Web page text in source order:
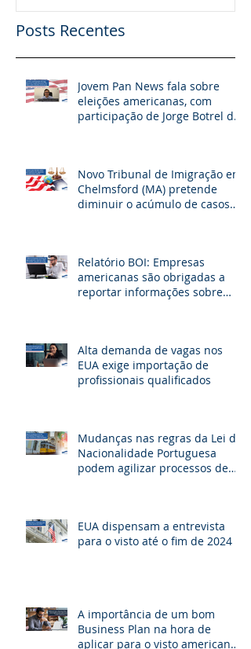
Posts Recentes
Jovem Pan News fala sobre
eleições americanas, com
participação de Jorge Botrel da
Novo Tribunal de Imigração em
Chelmsford (MA) pretende
diminuir o acúmulo de casos
Relatório BOI: Empresas
americanas são obrigadas a
reportar informações sobre
Alta demanda de vagas nos
EUA exige importação de
profissionais qualificados
Mudanças nas regras da Lei de
Nacionalidade Portuguesa
podem agilizar processos de
EUA dispensam a entrevista
para o visto até o fim de 2024
A importância de um bom
Business Plan na hora de
aplicar para o visto americano